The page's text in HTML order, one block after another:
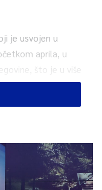
je usvojen u
aprila, u
što je u više
usvajanja zakona i
da Milorad
želi promijeniti
i Hercegovine i samog
kao branilac